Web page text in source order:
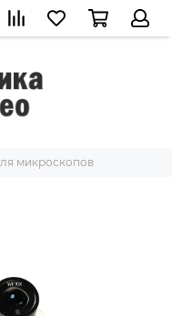
микроскопов